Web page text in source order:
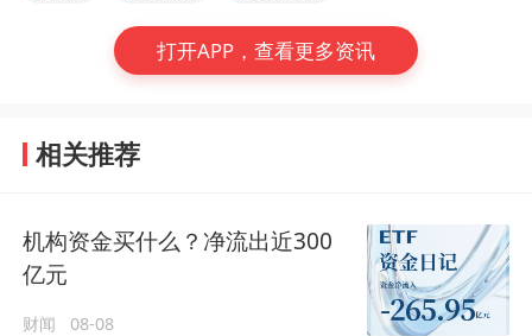
打开APP，查看更多资讯
相关推荐
机构资金买什么？净流出近300
亿元
财闻 08-08